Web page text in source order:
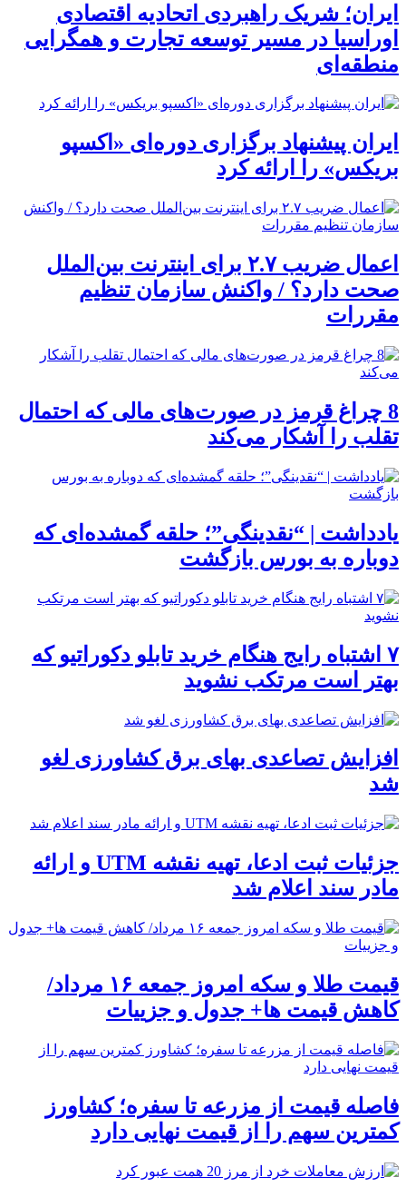
ایران؛ شریک راهبردی اتحادیه اقتصادی
اوراسیا در مسیر توسعه تجارت و همگرایی
منطقه‌ای
ایران پیشنهاد برگزاری دوره‌ای «اکسپو
بریکس» را ارائه کرد
اعمال ضریب ۲.۷ برای اینترنت بین‌الملل
صحت دارد؟ / واکنش سازمان تنظیم
مقررات
8 چراغ قرمز در صورت‌های مالی که احتمال
تقلب را آشکار می‌کند
یادداشت | “نقدینگی”؛ حلقه گمشده‌ای که
دوباره به بورس بازگشت
۷ اشتباه رایج هنگام خرید تابلو دکوراتیو که
بهتر است مرتکب نشوید
افزایش تصاعدی بهای برق کشاورزی لغو
شد
جزئیات ثبت ادعا، تهیه نقشه UTM و ارائه
مادر سند اعلام شد
قیمت طلا و سکه امروز جمعه ۱۶ مرداد/
کاهش قیمت ها+ جدول و جزییات
فاصله قیمت از مزرعه تا سفره؛ کشاورز
کمترین سهم را از قیمت نهایی دارد